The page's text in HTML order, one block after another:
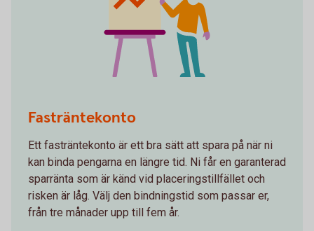
Fasträntekonto
Ett fasträntekonto är ett bra sätt att spara på när ni
kan binda pengarna en längre tid. Ni får en garanterad
sparränta som är känd vid placeringstillfället och
risken är låg. Välj den bindningstid som passar er,
från tre månader upp till fem år.